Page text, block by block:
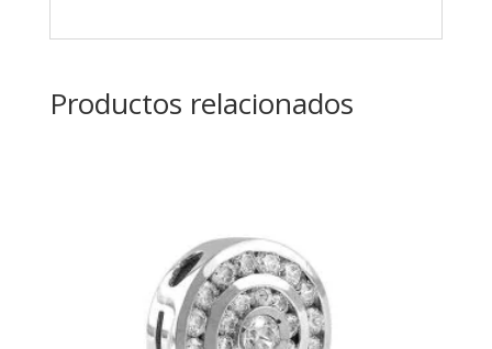
Productos relacionados